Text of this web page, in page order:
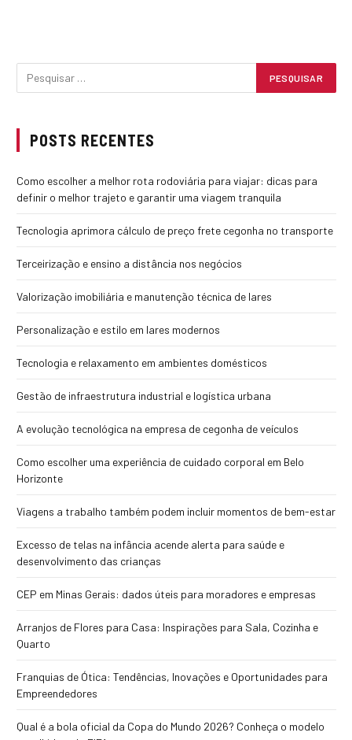
POSTS RECENTES
Como escolher a melhor rota rodoviária para viajar: dicas para
definir o melhor trajeto e garantir uma viagem tranquila
Tecnologia aprimora cálculo de preço frete cegonha no transporte
Terceirização e ensino a distância nos negócios
Valorização imobiliária e manutenção técnica de lares
Personalização e estilo em lares modernos
Tecnologia e relaxamento em ambientes domésticos
Gestão de infraestrutura industrial e logística urbana
A evolução tecnológica na empresa de cegonha de veículos
Como escolher uma experiência de cuidado corporal em Belo
Horizonte
Viagens a trabalho também podem incluir momentos de bem-estar
Excesso de telas na infância acende alerta para saúde e
desenvolvimento das crianças
CEP em Minas Gerais: dados úteis para moradores e empresas
Arranjos de Flores para Casa: Inspirações para Sala, Cozinha e
Quarto
Franquias de Ótica: Tendências, Inovações e Oportunidades para
Empreendedores
Qual é a bola oficial da Copa do Mundo 2026? Conheça o modelo